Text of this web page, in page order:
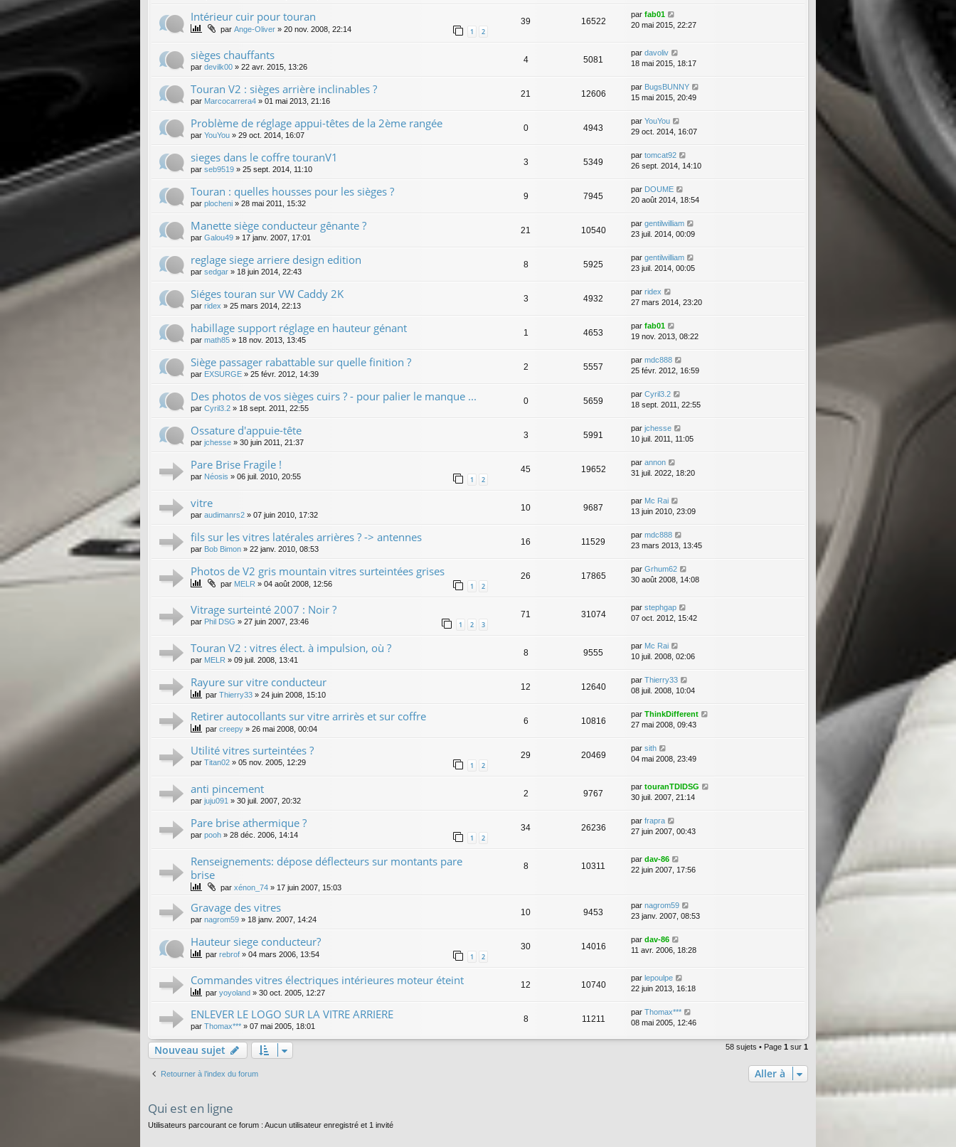
Intérieur cuir pour touran
par Ange-Oliver » 20 nov. 2008, 22:14 1 2
39 16522
par fab01
20 mai 2015, 22:27
sièges chauffants
par devilk00 » 22 avr. 2015, 13:26
4 5081
par davoliv
18 mai 2015, 18:17
Touran V2 : sièges arrière inclinables ?
par Marcocarrera4 » 01 mai 2013, 21:16
21 12606
par BugsBUNNY
15 mai 2015, 20:49
Problème de réglage appui-têtes de la 2ème rangée
par YouYou » 29 oct. 2014, 16:07
0 4943
par YouYou
29 oct. 2014, 16:07
sieges dans le coffre touranV1
par seb9519 » 25 sept. 2014, 11:10
3 5349
par tomcat92
26 sept. 2014, 14:10
Touran : quelles housses pour les sièges ?
par plocheni » 28 mai 2011, 15:32
9 7945
par DOUME
20 août 2014, 18:54
Manette siège conducteur gênante ?
par Galou49 » 17 janv. 2007, 17:01
21 10540
par gentilwilliam
23 juil. 2014, 00:09
reglage siege arriere design edition
par sedgar » 18 juin 2014, 22:43
8 5925
par gentilwilliam
23 juil. 2014, 00:05
Siéges touran sur VW Caddy 2K
par ridex » 25 mars 2014, 22:13
3 4932
par ridex
27 mars 2014, 23:20
habillage support réglage en hauteur génant
par math85 » 18 nov. 2013, 13:45
1 4653
par fab01
19 nov. 2013, 08:22
Siège passager rabattable sur quelle finition ?
par EXSURGE » 25 févr. 2012, 14:39
2 5557
par mdc888
25 févr. 2012, 16:59
Des photos de vos sièges cuirs ? - pour palier le manque ...
par Cyril3.2 » 18 sept. 2011, 22:55
0 5659
par Cyril3.2
18 sept. 2011, 22:55
Ossature d'appuie-tête
par jchesse » 30 juin 2011, 21:37
3 5991
par jchesse
10 juil. 2011, 11:05
Pare Brise Fragile !
par Néosis » 06 juil. 2010, 20:55 1 2
45 19652
par annon
31 juil. 2022, 18:20
vitre
par audimanrs2 » 07 juin 2010, 17:32
10 9687
par Mc Rai
13 juin 2010, 23:09
fils sur les vitres latérales arrières ? -> antennes
par Bob Bimon » 22 janv. 2010, 08:53
16 11529
par mdc888
23 mars 2013, 13:45
Photos de V2 gris mountain vitres surteintées grises
par MELR » 04 août 2008, 12:56 1 2
26 17865
par Grhum62
30 août 2008, 14:08
Vitrage surteinté 2007 : Noir ?
par Phil DSG » 27 juin 2007, 23:46 1 2 3
71 31074
par stephgap
07 oct. 2012, 15:42
Touran V2 : vitres élect. à impulsion, où ?
par MELR » 09 juil. 2008, 13:41
8 9555
par Mc Rai
10 juil. 2008, 02:06
Rayure sur vitre conducteur
par Thierry33 » 24 juin 2008, 15:10
12 12640
par Thierry33
08 juil. 2008, 10:04
Retirer autocollants sur vitre arrirès et sur coffre
par creepy » 26 mai 2008, 00:04
6 10816
par ThinkDifferent
27 mai 2008, 09:43
Utilité vitres surteintées ?
par Titan02 » 05 nov. 2005, 12:29 1 2
29 20469
par sith
04 mai 2008, 23:49
anti pincement
par juju091 » 30 juil. 2007, 20:32
2 9767
par touranTDIDSG
30 juil. 2007, 21:14
Pare brise athermique ?
par pooh » 28 déc. 2006, 14:14 1 2
34 26236
par frapra
27 juin 2007, 00:43
Renseignements: dépose déflecteurs sur montants pare
brise
par xénon_74 » 17 juin 2007, 15:03
8 10311
par dav-86
22 juin 2007, 17:56
Gravage des vitres
par nagrom59 » 18 janv. 2007, 14:24
10 9453
par nagrom59
23 janv. 2007, 08:53
Hauteur siege conducteur?
par rebrof » 04 mars 2006, 13:54 1 2
30 14016
par dav-86
11 avr. 2006, 18:28
Commandes vitres électriques intérieures moteur éteint
par yoyoland » 30 oct. 2005, 12:27
12 10740
par lepoulpe
22 juin 2013, 16:18
ENLEVER LE LOGO SUR LA VITRE ARRIERE
par Thomax*** » 07 mai 2005, 18:01
8 11211
par Thomax***
08 mai 2005, 12:46
Nouveau sujet 58 sujets • Page 1 sur 1
Retourner à l’index du forum Aller à
Qui est en ligne
Utilisateurs parcourant ce forum : Aucun utilisateur enregistré et 1 invité